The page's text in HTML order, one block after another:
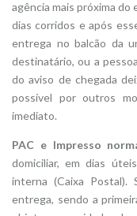
agência mais próxima
dias corridos e após
entrega no balcão da
destinatário, ou a
do aviso de chegada
possível por outros
imediato.
PAC e Impresso
domiciliar, em dias
interna (Caixa Postal).
entrega, sendo a